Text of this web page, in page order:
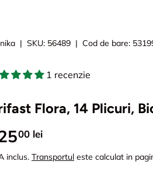
| SKU: 56489 | Cod de bare:
1 recenzie
Flora, 14 Plicuri,
00 lei
inclus. Transportul este calculat in